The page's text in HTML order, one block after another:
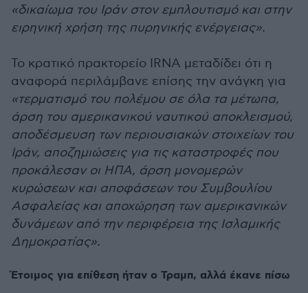
«δικαίωμα του Ιράν στον εμπλουτισμό και στην
ειρηνική χρήση της πυρηνικής ενέργειας».
Το κρατικό πρακτορείο IRNA μεταδίδει ότι η
αναφορά περιλάμβανε επίσης την ανάγκη για
«τερματισμό του πολέμου σε όλα τα μέτωπα,
άρση του αμερικανικού ναυτικού αποκλεισμού,
αποδέσμευση των περιουσιακών στοιχείων του
Ιράν, αποζημιώσεις για τις καταστροφές που
προκάλεσαν οι ΗΠΑ, άρση μονομερών
κυρώσεων και αποφάσεων του Συμβουλίου
Ασφαλείας και αποχώρηση των αμερικανικών
δυνάμεων από την περιφέρεια της Ισλαμικής
Δημοκρατίας».
Έτοιμος για επίθεση ήταν ο Τραμπ, αλλά έκανε πίσω